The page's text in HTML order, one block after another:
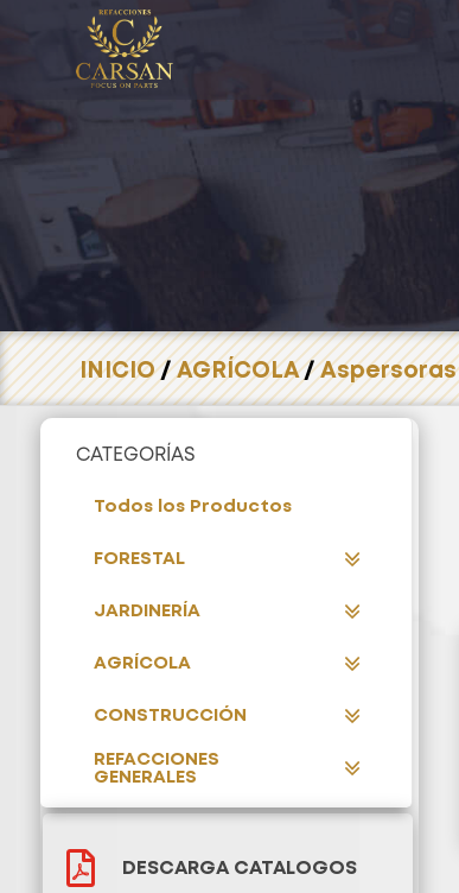
INICIO/AGRÍCOLA/Aspersoras
CATEGORÍAS
Todos los Productos
FORESTAL
JARDINERÍA
AGRÍCOLA
CONSTRUCCIÓN
REFACCIONES
GENERALES
 DESCARGA CATALOGOS